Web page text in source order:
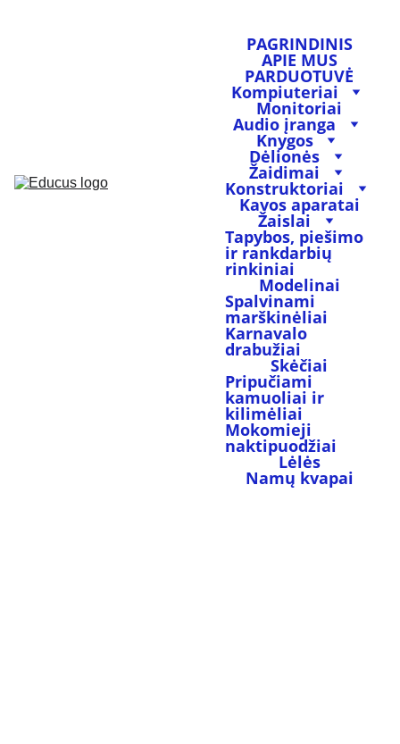
PAGRINDINIS
APIE MUS
PARDUOTUVĖ
Kompiuteriai
Monitoriai
Audio įranga
Knygos
Dėlionės
Žaidimai
Konstruktoriai
Kavos aparatai
Žaislai
Tapybos, piešimo
ir rankdarbių
rinkiniai
Modelinai
Spalvinami
marškinėliai
Karnavalo
drabužiai
Skėčiai
Pripučiami
kamuoliai ir
kilimėliai
Mokomieji
naktipuodžiai
Lėlės
Namų kvapai